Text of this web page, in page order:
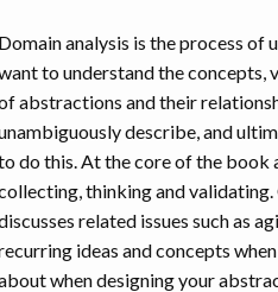
Domain analysis is the process of
to understand the concepts,
abstractions and their
describe, and
do this. At the core of the book
thinking and
related issues such as
ideas and concepts
when designing your